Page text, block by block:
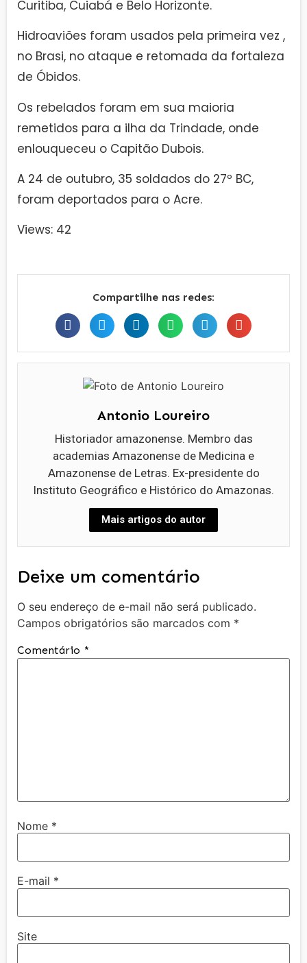
Curitiba, Cuiabá e Belo Horizonte.
Hidroaviões foram usados pela primeira vez ,
no Brasi, no ataque e retomada da fortaleza
de Óbidos.
Os rebelados foram em sua maioria
remetidos para a ilha da Trindade, onde
enlouqueceu o Capitão Dubois.
A 24 de outubro, 35 soldados do 27º BC,
foram deportados para o Acre.
Views: 42
Compartilhe nas redes:
Antonio Loureiro
Historiador amazonense. Membro das
academias Amazonense de Medicina e
Amazonense de Letras. Ex-presidente do
Instituto Geográfico e Histórico do Amazonas.
Mais artigos do autor
Deixe um comentário
O seu endereço de e-mail não será publicado.
Campos obrigatórios são marcados com *
Comentário *
Nome *
E-mail *
Site